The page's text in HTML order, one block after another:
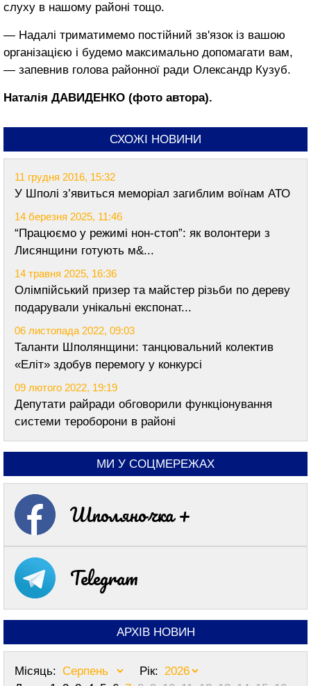
слуху в нашому районі тощо.
— Надалі триматимемо постійний зв'язок із вашою
організацією і будемо максимально допомагати вам,
— запевнив голова районної ради Олександр Кузуб.
Наталія ДАВИДЕНКО (фото автора).
СХОЖІ НОВИНИ
11 грудня 2016, 15:32
У Шполі з’явиться меморіал загиблим воїнам АТО
14 березня 2025, 11:46
“Працюємо у режимі нон-стоп”: як волонтери з
Лисянщини готують м&...
14 травня 2025, 16:36
Олімпійський призер та майстер різьби по дереву
подарували унікальні експонат...
06 листопада 2022, 09:03
Таланти Шполянщини: танцювальний колектив
«Еліт» здобув перемогу у конкурсі
09 лютого 2022, 19:19
Депутати райради обговорили функціонування
системи тероборони в районі
МИ У СОЦМЕРЕЖАХ
Шполяночка +
Telegram
АРХІВ НОВИН
Місяць:
Рік: